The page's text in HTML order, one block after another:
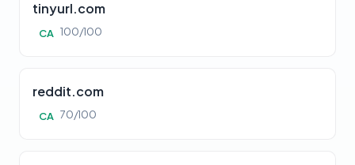
tinyurl.com
CA 100/100
reddit.com
CA 70/100